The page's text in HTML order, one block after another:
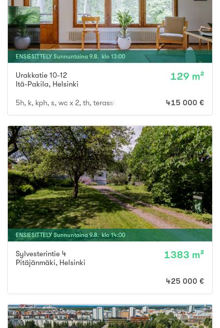
ENSIESITTELY Sunnuntaina 9.8. klo 13:00
Urakkatie 10-12
Itä-Pakila, Helsinki
129 m²
5h, k, kph, s, wc x 2, th, terassiparveke, vilpola, piha,415 000 €
ENSIESITTELY Sunnuntaina 9.8. klo14:00
Sylvesterintie 4
Pitäjänmäki, Helsinki
1383 m²
425 000 €